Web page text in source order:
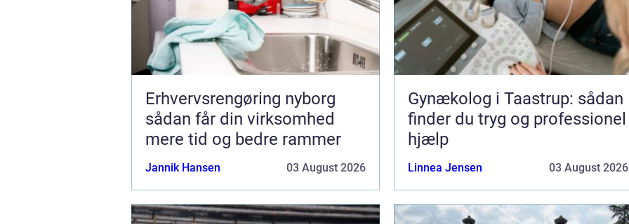
Erhvervsrengøring nyborg
sådan får din virksomhed
mere tid og bedre rammer
Jannik Hansen 03 August 2026
Gynækolog i Taastrup: sådan
finder du tryg og professionel
hjælp
Linnea Jensen 03 August 2026